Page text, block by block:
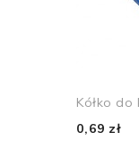
Kółko
0,69 zł